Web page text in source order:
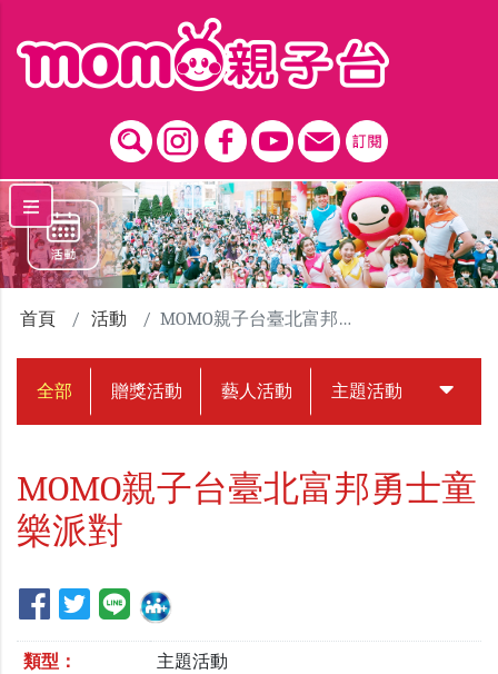
首頁 活動 MOMO親子台臺北富邦勇士童樂派對
全部 贈獎活動 藝人活動 主題活動 中獎名
MOMO親子台臺北富邦勇士童
樂派對
類型： 主題活動